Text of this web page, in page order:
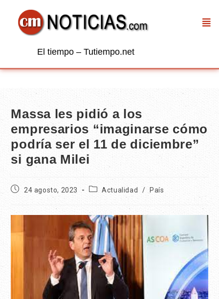
El tiempo – Tutiempo.net
Massa les pidió a los
empresarios “imaginarse cómo
podría ser el 11 de diciembre”
si gana Milei
24 agosto, 2023 Actualidad / País